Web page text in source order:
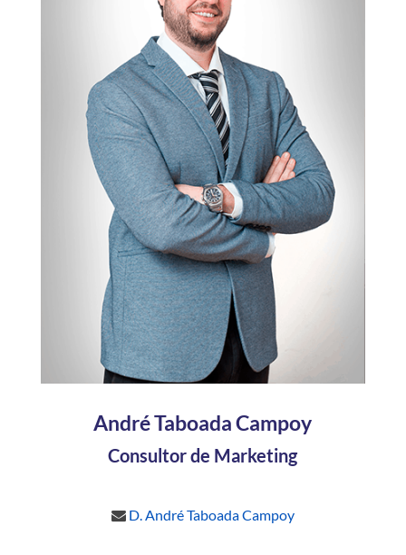
André Taboada Campoy
Consultor de Marketing
D. André Taboada Campoy